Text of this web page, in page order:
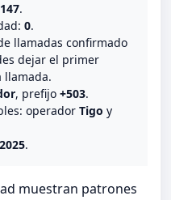
147.
0.
llamadas confirmado
dejar el primer
llamada.
, prefijo +503.
operador Tigo y
.
muestran patrones